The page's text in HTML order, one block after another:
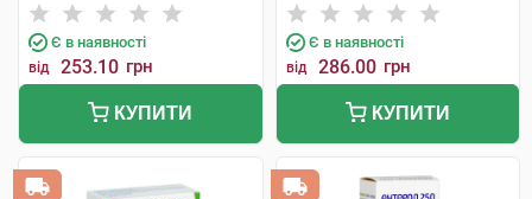
Є в наявності
від 253.10 грн
КУПИТИ
Є в наявності
від 286.00 грн
КУПИТИ